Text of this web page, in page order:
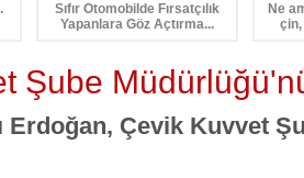
Sıfır Otomobilde Fırsatçılık
Yapanlara Göz Açtırma...
Ne
Şube
Erdoğan, Çevik Kuvvet